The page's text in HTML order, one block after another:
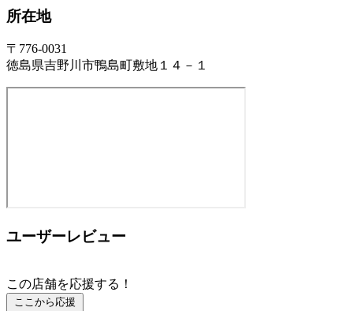
所在地
〒776-0031
徳島県吉野川市鴨島町敷地１４－１
ユーザーレビュー
この店舗を応援する！
ここから応援